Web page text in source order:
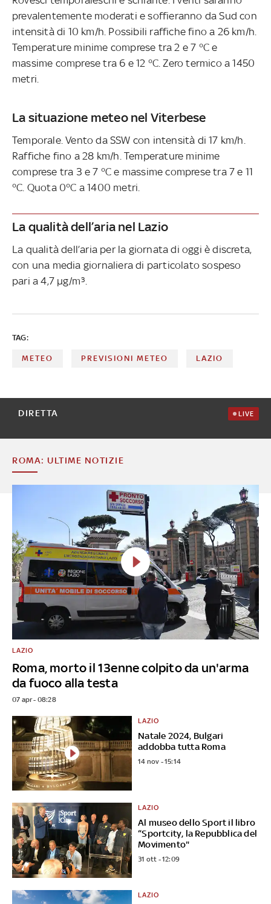
prevalentemente moderati e soffieranno da Sud con
intensità di 10 km/h. Possibili raffiche fino a 26 km/h.
Temperature minime comprese tra 2 e 7 °C e
massime comprese tra 6 e 12 °C. Zero termico a 1450
metri.
La situazione meteo nel Viterbese
Temporale. Vento da SSW con intensità di 17 km/h.
Raffiche fino a 28 km/h. Temperature minime
comprese tra 3 e 7 °C e massime comprese tra 7 e 11
°C. Quota 0°C a 1400 metri.
La qualità dell’aria nel Lazio
La qualità dell’aria per la giornata di oggi è discreta,
con una media giornaliera di particolato sospeso
pari a 4,7 µg/m³.
TAG:
METEO PREVISIONI METEO LAZIO
DIRETTA LIVE
ROMA: ULTIME NOTIZIE
Roma, morto il 13enne colpito da un'arma
da fuoco alla testa
LAZIO
07 apr - 08:28
Natale 2024, Bulgari
addobba tutta Roma
LAZIO
14 nov - 15:14
Al museo dello Sport il libro
“Sportcity, la Repubblica del
Movimento"
LAZIO
31 ott - 12:09
LAZIO